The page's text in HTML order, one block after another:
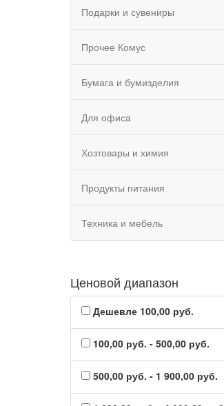
Подарки и сувениры
Прочее Комус
Бумага и бумизделия
Для офиса
Хозтовары и химия
Продукты питания
Техника и мебель
Ценовой диапазон
Дешевле 100,00 руб.
100,00 руб. - 500,00 руб.
500,00 руб. - 1 900,00 руб.